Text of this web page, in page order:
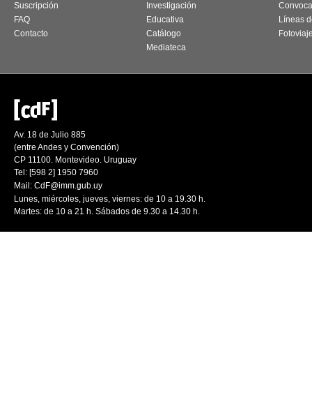
Suscripción
FAQ
Contacto
Investigación
Educativa
Catálogo
Mediateca
Líneas
Av. 18 de Julio 885
(entre Andes y Convención)
CP 11100. Montevideo. Uruguay
Tel: [598 2] 1950 7960
Mail: CdF@imm.gub.uy
Lunes, miércoles, jueves, viernes: de 10 a 19.30 h.
Martes: de 10 a 21 h. Sábados de 9.30 a 14.30 h.